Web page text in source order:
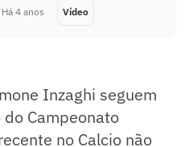
Há 4 anos Vídeo
Inzaghi seguem
Campeonato
no Calcio não